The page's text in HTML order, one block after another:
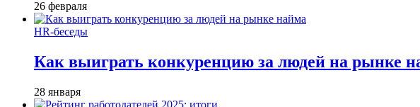
26 февраля
HR-беседы
Как выиграть конкуренцию за людей на рынке
28 января